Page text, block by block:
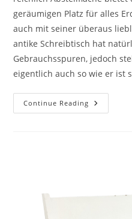
geräumigen Platz für alles
auch mit seiner überaus
antike Schreibtisch hat
Gebrauchsspuren, jedoch
eigentlich auch so wie er ist
Continue Reading